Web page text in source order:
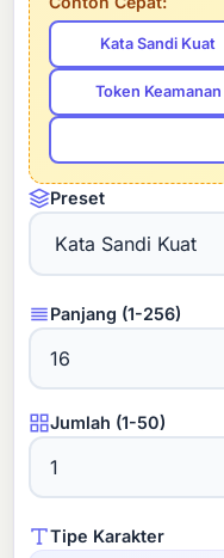
Kata Sandi Kuat
Token Keamanan
Preset
Panjang (1-256)
Jumlah (1-50)
Tipe Karakter